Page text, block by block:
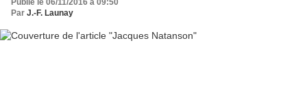
Publié le 06/11/2016 à 09:50
Par J.-F. Launay